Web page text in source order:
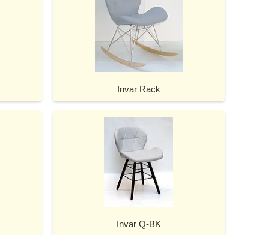
Invar Rack
Invar Q-BK